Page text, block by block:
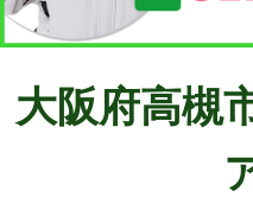
大阪府高槻